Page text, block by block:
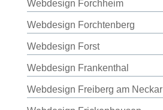
Webdesign Forchheim
Webdesign Forchtenberg
Webdesign Forst
Webdesign Frankenthal
Webdesign Freiberg am Neckar